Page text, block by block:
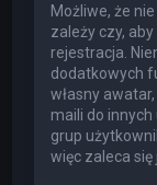
Możliwe, że
zależy czy,
rejestracja.
dodatkowych
własny
maili do
grup
więc zaleca się